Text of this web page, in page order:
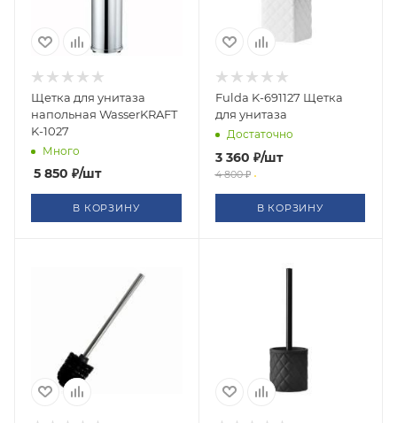
Щетка для унитаза
напольная WasserKRAFT
K-1027
Много
5 850 ₽/шт
В КОРЗИНУ
Fulda K-691127 Щетка
для унитаза
Достаточно
3 360 ₽/шт
4 800₽
В КОРЗИНУ